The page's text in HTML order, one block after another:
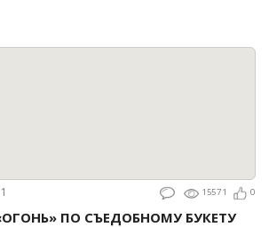
15571 0
ПО СЪЕДОБНОМУ БУКЕТУ